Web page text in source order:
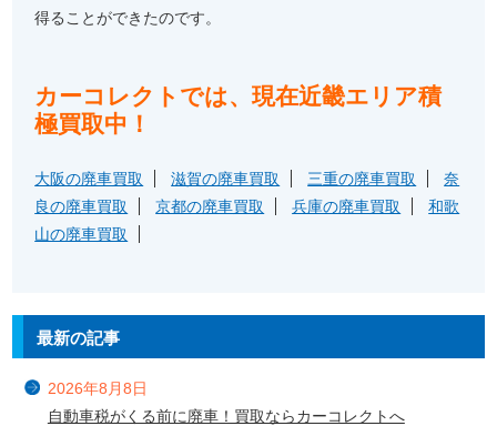
得ることができたのです。
カーコレクトでは、現在近畿エリア積
極買取中！
大阪の廃車買取 滋賀の廃車買取 三重の廃車買取
奈
良の廃車買取
京都の廃車買取 兵庫の廃車買取
和歌
山の廃車買取
最新の記事
2026年8月8日
自動車税がくる前に廃車！買取ならカーコレクトへ